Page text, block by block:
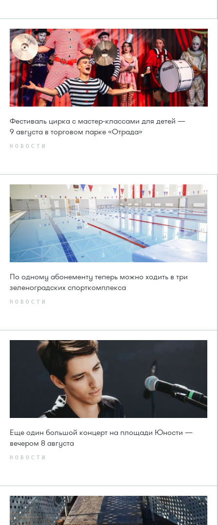
Фестиваль цирка с мастер-классами для детей —
9 августа в торговом парке «Отрада»
НОВОСТИ
По одному абонементу теперь можно ходить в три
зеленоградских спорткомплекса
НОВОСТИ
Еще один большой концерт на площади Юности —
вечером 8 августа
НОВОСТИ